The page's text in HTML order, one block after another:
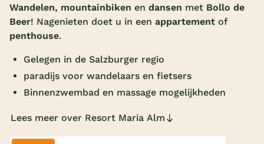
Overdekt zwembad
Wildwaterbaan
Alle populaire faciliteiten
Bestemmingen
Wandelen, mountainbiken en dansen met Bollo de
Beer! Nagenieten doet u in een appartement of
penthouse.
Gelegen in de Salzburger regio
paradijs voor wandelaars en fietsers
Binnenzwembad en massage mogelijkheden
Lees meer over Resort Maria Alm